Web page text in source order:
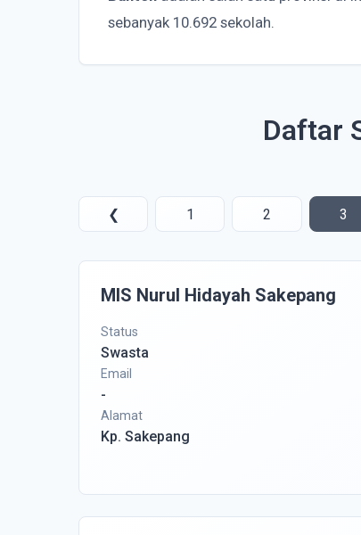
sebanyak 10.692 sekolah.
Daftar
❮ 1 2 3
MIS Nurul Hidayah Sakepang
Status
Swasta
Email
-
Alamat
Kp. Sakepang